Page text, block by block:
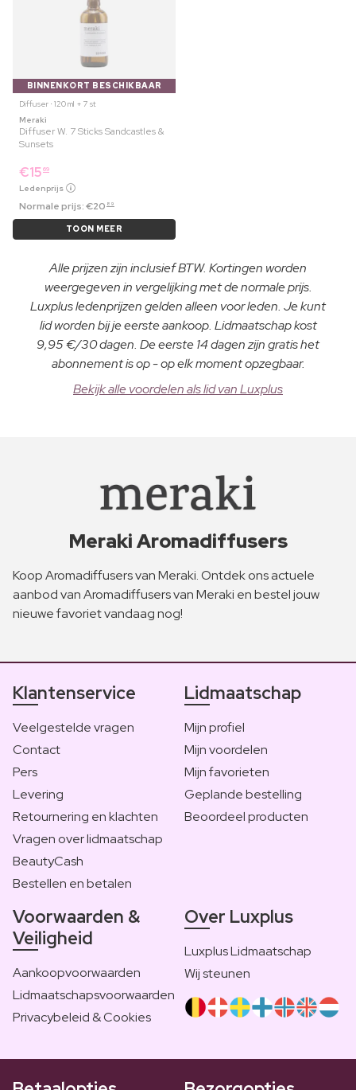
BINNENKORT BESCHIKBAAR
Diffuser ⋅ 120 ml + 7 st
Meraki
Diffuser W. 7 Sticks Sandcastles &
Sunsets
€15 69
Ledenprijs
Normale prijs:€20 89
TOON MEER
Alle prijzen zijn inclusief BTW. Kortingen worden
weergegeven in vergelijking met de normale prijs.
Luxplus ledenprijzen gelden alleen voor leden. Je kunt
lid worden bij je eerste aankoop. Lidmaatschap kost
9,95 €/30 dagen. De eerste 14 dagen zijn gratis het
abonnement is op - op elk moment opzegbaar.
Bekijk alle voordelen als lid van Luxplus
Meraki Aromadiffusers
Koop Aromadiffusers van Meraki. Ontdek ons actuele
aanbod van Aromadiffusers van Meraki en bestel jouw
nieuwe favoriet vandaag nog!
Klantenservice
Veelgestelde vragen
Contact
Pers
Levering
Retournering en klachten
Vragen over lidmaatschap
BeautyCash
Bestellen en betalen
Lidmaatschap
Mijn profiel
Mijn voordelen
Mijn favorieten
Geplande bestelling
Beoordeel producten
Voorwaarden &
Veiligheid
Aankoopvoorwaarden
Lidmaatschapsvoorwaarden
Privacybeleid & Cookies
Over Luxplus
Luxplus Lidmaatschap
Wij steunen